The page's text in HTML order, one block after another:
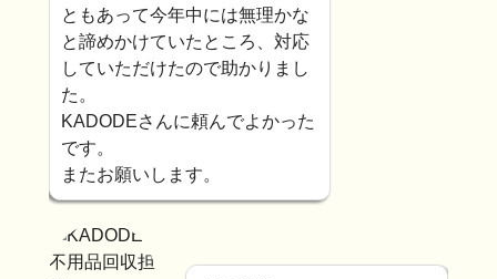
ともあって今年中には無理かな
と諦めかけていたところ、対応
していただけたので助かりまし
た。
KADODEさんに頼んでよかった
です。
またお願いします。